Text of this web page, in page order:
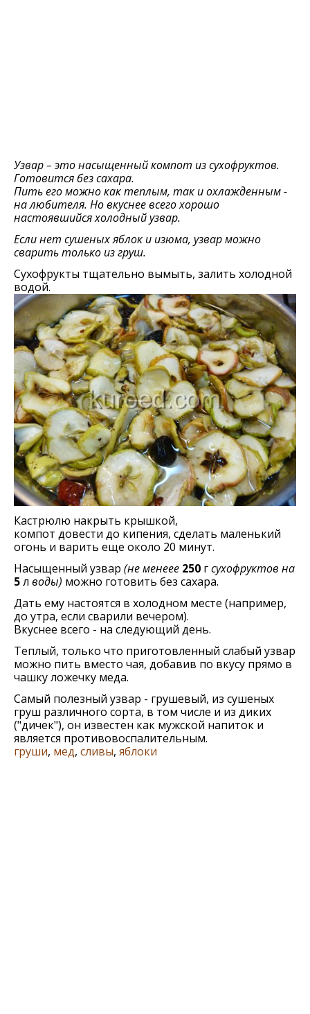
Узвар – это насыщенный компот из сухофруктов.
Готовится без сахара.
Пить его можно как теплым, так и охлажденным -
на любителя. Но вкуснее всего хорошо
настоявшийся холодный узвар.
Если нет сушеных яблок и изюма, узвар можно
сварить только из груш.
Сухофрукты тщательно вымыть, залить холодной
водой.
Кастрюлю накрыть крышкой,
компот довести до кипения, сделать маленький
огонь и варить еще около 20 минут.
Насыщенный узвар (не менеее 250 гсухофруктов на
5л воды) можно готовить без сахара.
Дать ему настоятся в холодном месте (например,
до утра, если сварили вечером).
Вкуснее всего - на следующий день.
Теплый, только что приготовленный слабый узвар
можно пить вместо чая, добавив по вкусу прямо в
чашку ложечку меда.
Самый полезный узвар - грушевый, из сушеных
груш различного сорта, в том числе и из диких
("дичек"), он известен как мужской напиток и
является противовоспалительным.
груши, мед, сливы, яблоки